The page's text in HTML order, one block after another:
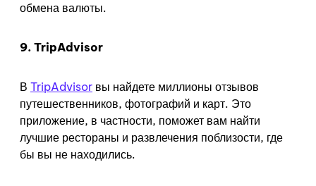
обмена валюты.
9. TripAdvisor
В TripAdvisor вы найдете миллионы отзывов
путешественников, фотографий и карт. Это
приложение, в частности, поможет вам найти
лучшие рестораны и развлечения поблизости, где
бы вы не находились.